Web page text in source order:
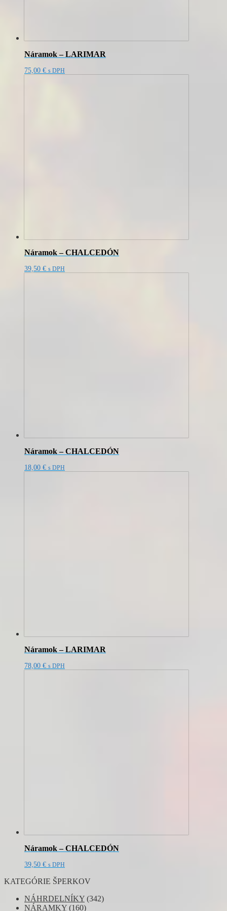
Náramok – LARIMAR
75,00 € s DPH
Náramok – CHALCEDÓN
39,50 € s DPH
Náramok – CHALCEDÓN
18,00 € s DPH
Náramok – LARIMAR
78,00 € s DPH
Náramok – CHALCEDÓN
39,50 € s DPH
KATEGÓRIE ŠPERKOV
NÁHRDELNÍKY (342)
NÁRAMKY (160)